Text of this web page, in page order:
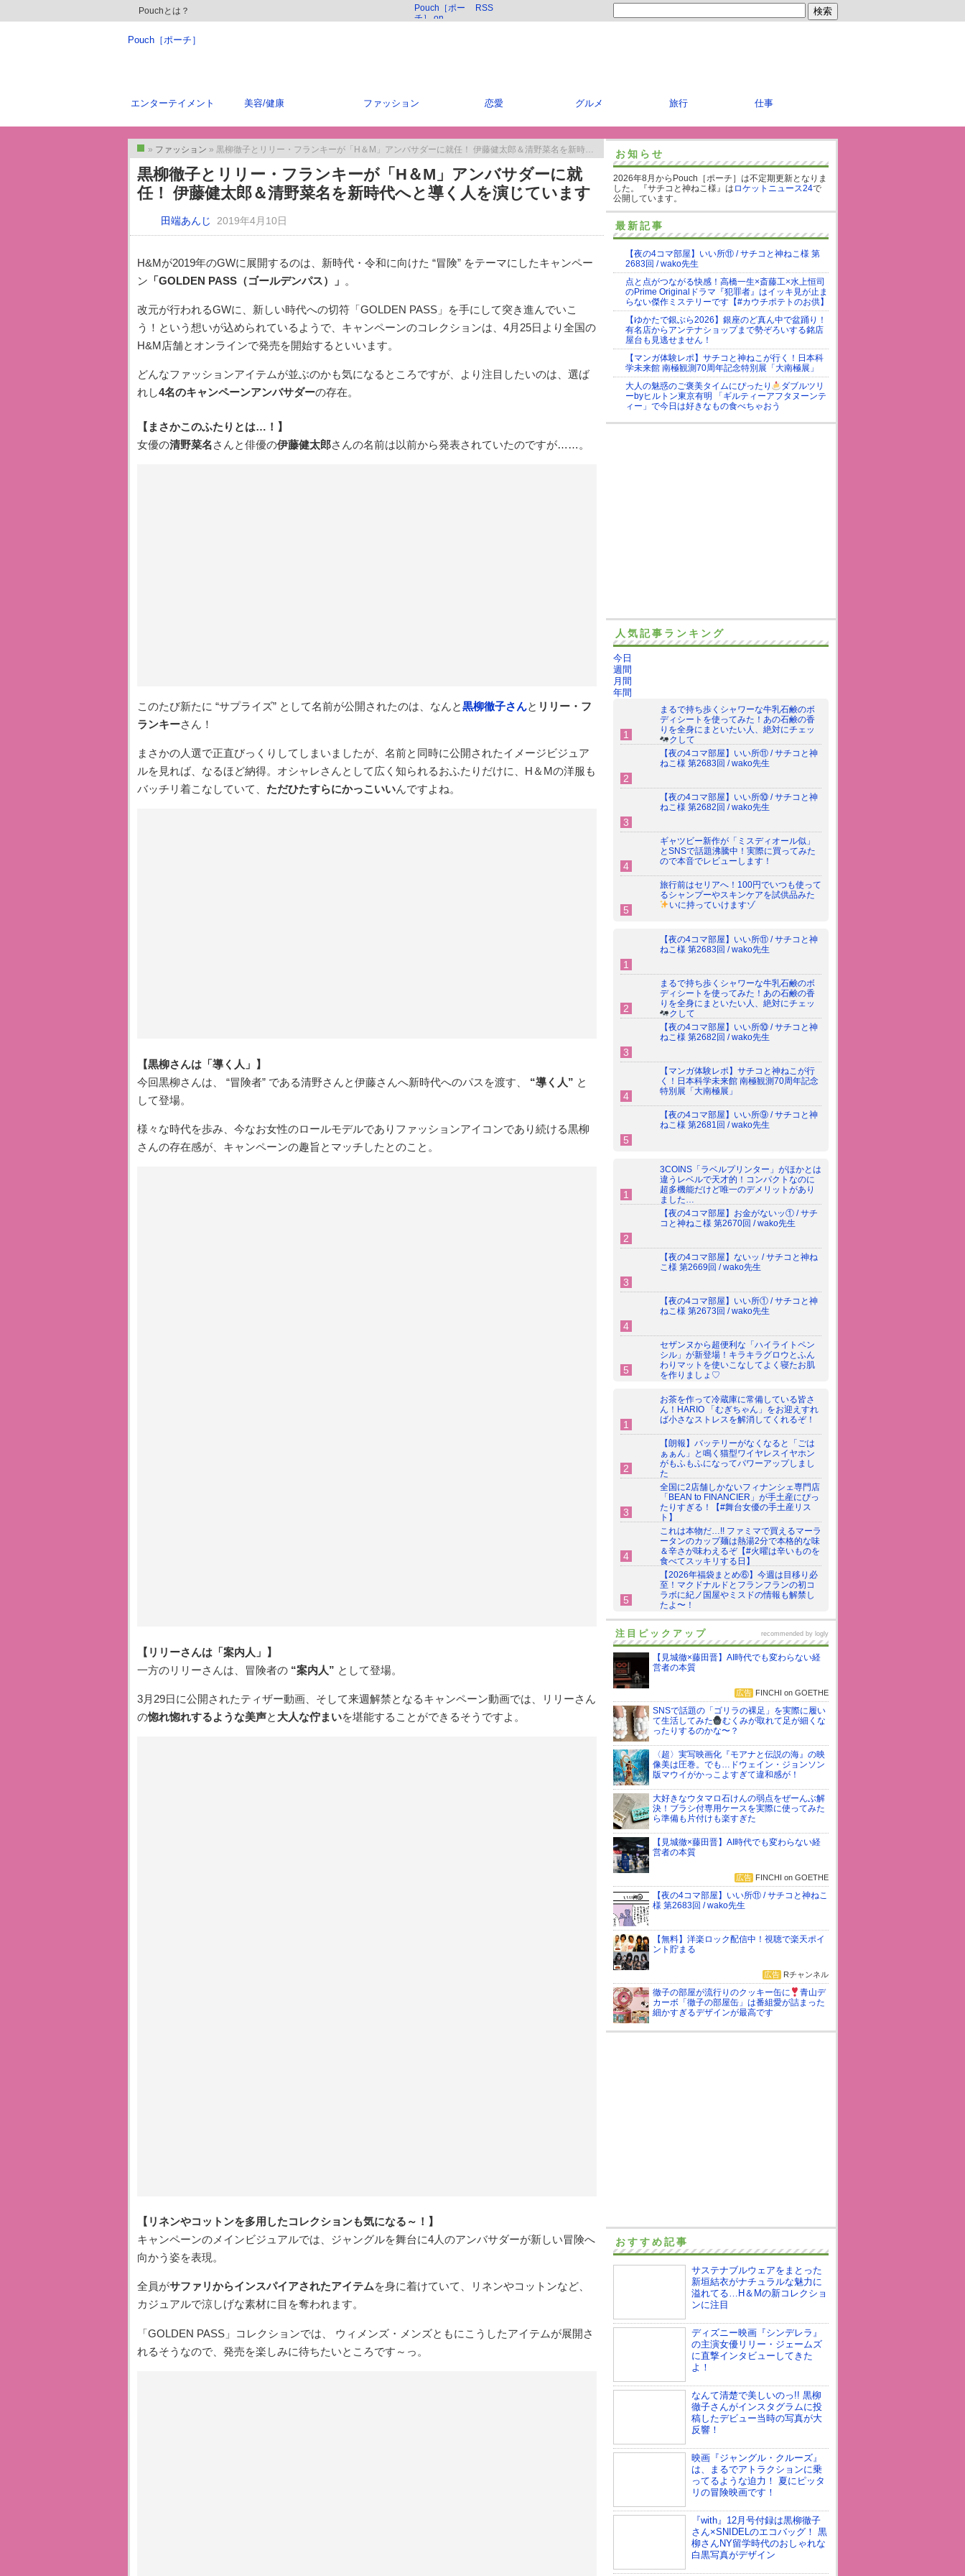
Pouchとは？
Pouch［ポー
チ］ on
RSS
Pouch［ポーチ］
エンターテイメント 美容/健康 ファッション 恋愛 グルメ 旅行 仕事
トップ
» ファッション » 黒柳徹子とリリー・フランキーが「H＆M」アンバサダーに就任！ 伊藤健太郎＆清野菜名を新時代へと導く人を演じています
黒柳徹子とリリー・フランキーが「H＆M」アンバサダーに就
任！ 伊藤健太郎＆清野菜名を新時代へと導く人を演じています
田端あんじ 2019年4月10日
H&Mが2019年のGWに展開するのは、新時代・令和に向けた “冒険” をテーマにしたキャンペー
ン 「GOLDEN PASS（ゴールデンパス）」 。
改元が行われるGWに、新しい時代への切符「GOLDEN PASS」を手にして突き進んでいこ
う！という想いが込められているようで、キャンペーンのコレクションは、4月25日より全国の
H&M店舗とオンラインで発売を開始するといいます。
どんなファッションアイテムが並ぶのかも気になるところですが、より注目したいのは、選ば
れし4名のキャンペーンアンバサダーの存在。
【まさかこのふたりとは…！】
女優の清野菜名さんと俳優の伊藤健太郎さんの名前は以前から発表されていたのですが……。
このたび新たに “サプライズ” として名前が公開されたのは、なんと黒柳徹子さんと リリー・フ
ランキーさん！
まさかの人選で正直びっくりしてしまいましたが、名前と同時に公開されたイメージビジュア
ルを見れば、なるほど納得。オシャレさんとして広く知られるおふたりだけに、H＆Mの洋服も
バッチリ着こなしていて、 ただひたすらにかっこいいんですよね。
【黒柳さんは「導く人」】
今回黒柳さんは、 “冒険者” である清野さんと伊藤さんへ新時代へのパスを渡す、
“導く人” と
して登場。
様々な時代を歩み、今なお女性のロールモデルでありファッションアイコンであり続ける黒柳
さんの存在感が、キャンペーンの趣旨とマッチしたとのこと。
【リリーさんは「案内人」】
一方のリリーさんは、冒険者の“案内人” として登場。
3月29日に公開されたティザー動画、そして来週解禁となるキャンペーン動画では、リリーさん
の惚れ惚れするような美声と 大人な佇まいを堪能することができるそうですよ。
【リネンやコットンを多用したコレクションも気になる～！】
キャンペーンのメインビジュアルでは、ジャングルを舞台に4人のアンバサダーが新しい冒険へ
向かう姿を表現。
全員がサファリからインスパイアされたアイテムを身に着けていて、リネンやコットンなど、
カジュアルで涼しげな素材に目を奪われます。
「GOLDEN PASS」コレクションでは、 ウィメンズ・メンズともにこうしたアイテムが展開さ
れるそうなので、発売を楽しみに待ちたいところです～っ。
お知らせ
2026年8月からPouch［ポーチ］は不定期更新となりま
した。『サチコと神ねこ様』は ロケットニュース24で
公開しています。
最新記事
【夜の4コマ部屋】いい所⑪ / サチコと神ねこ様 第
2683回 / wako先生
点と点がつながる快感！高橋一生×斎藤工×水上恒司
のPrime Originalドラマ『犯罪者』はイッキ見が止ま
らない傑作ミステリーです【#カウチポテトのお供】
【ゆかたで銀ぶら2026】銀座のど真ん中で盆踊り！
有名店からアンテナショップまで勢ぞろいする銘店
屋台も見逃せません！
【マンガ体験レポ】サチコと神ねこが行く！日本科
学未来館 南極観測70周年記念特別展「大南極展」
大人の魅惑のご褒美タイムにぴったり
ダブルツリ
ーbyヒルトン東京有明 「ギルティーアフタヌーンテ
ィー」で今日は好きなもの食べちゃおう
人気記事ランキング
今日
週間
月間
年間
まるで持ち歩くシャワーな牛乳石鹸のボ
ディシートを使ってみた！あの石鹸の香
りを全身にまといたい人、絶対にチェッ
クして
【夜の4コマ部屋】いい所⑪ / サチコと神
ねこ様 第2683回 / wako先生
【夜の4コマ部屋】いい所⑩ / サチコと神
ねこ様 第2682回 / wako先生
ギャツビー新作が「ミスディオール似」
とSNSで話題沸騰中！実際に買ってみた
ので本音でレビューします！
旅行前はセリアへ！100円でいつも使って
るシャンプーやスキンケアを試供品みた
いに持っていけますゾ
【夜の4コマ部屋】いい所⑪ / サチコと神
ねこ様 第2683回 / wako先生
まるで持ち歩くシャワーな牛乳石鹸のボ
ディシートを使ってみた！あの石鹸の香
りを全身にまといたい人、絶対にチェッ
クして
【夜の4コマ部屋】いい所⑩ / サチコと神
ねこ様 第2682回 / wako先生
【マンガ体験レポ】サチコと神ねこが行
く！日本科学未来館 南極観測70周年記念
特別展「大南極展」
【夜の4コマ部屋】いい所⑨ / サチコと神
ねこ様 第2681回 / wako先生
3COINS「ラベルプリンター」がほかとは
違うレベルで天才的！コンパクトなのに
超多機能だけど唯一のデメリットがあり
ました…
【夜の4コマ部屋】お金がないッ① / サチ
コと神ねこ様 第2670回 / wako先生
【夜の4コマ部屋】ないッ / サチコと神ね
こ様 第2669回 / wako先生
【夜の4コマ部屋】いい所① / サチコと神
ねこ様 第2673回 / wako先生
セザンヌから超便利な「ハイライトペン
シル」が新登場！キラキラグロウとふん
わりマットを使いこなしてよく寝たお肌
を作りましょ♡
お茶を作って冷蔵庫に常備している皆さ
ん！HARIO 「むぎちゃん」をお迎えすれ
ば小さなストレスを解消してくれるぞ！
【朗報】バッテリーがなくなると「ごは
ぁぁん」と鳴く猫型ワイヤレスイヤホン
がもふもふになってパワーアップしまし
た
全国に2店舗しかないフィナンシェ専門店
「BEAN to FINANCIER」が手土産にぴっ
たりすぎる！【#舞台女優の手土産リス
ト】
これは本物だ…!! ファミマで買えるマーラ
ータンのカップ麺は熱湯2分で本格的な味
＆辛さが味わえるぞ【#火曜は辛いものを
食べてスッキリする日】
【2026年福袋まとめ⑥】今週は目移り必
至！マクドナルドとフランフランの初コ
ラボに紀ノ国屋やミスドの情報も解禁し
たよ〜！
注目ピックアップ
【見城徹×藤田晋】AI時代でも変わらない経
営者の本質
広告FINCHI on GOETHE
SNSで話題の「ゴリラの裸足」を実際に履い
て生活してみた
むくみが取れて足が細くな
ったりするのかな〜？
〈超〉実写映画化『モアナと伝説の海』の映
像美は圧巻。でも…ドウェイン・ジョンソン
版マウイがかっこよすぎて違和感が！
大好きなウタマロ石けんの弱点をぜーんぶ解
決！ブラシ付専用ケースを実際に使ってみた
ら準備も片付けも楽すぎた
【見城徹×藤田晋】AI時代でも変わらない経
営者の本質
広告FINCHI on GOETHE
【夜の4コマ部屋】いい所⑪ / サチコと神ねこ
様 第2683回 / wako先生
【無料】洋楽ロック配信中！視聴で楽天ポイ
ント貯まる
広告Rチャンネル
徹子の部屋が流行りのクッキー缶に
青山デ
カーボ「徹子の部屋缶」は番組愛が詰まった
細かすぎるデザインが最高です
recommended by logly
おすすめ記事
サステナブルウェアをまとった
新垣結衣がナチュラルな魅力に
溢れてる…H＆Mの新コレクショ
ンに注目
ディズニー映画『シンデレラ』
の主演女優リリー・ジェームズ
に直撃インタビューしてきた
よ！
なんて清楚で美しいのっ!! 黒柳
徹子さんがインスタグラムに投
稿したデビュー当時の写真が大
反響！
映画『ジャングル・クルーズ』
は、まるでアトラクションに乗
ってるような迫力！ 夏にピッタ
リの冒険映画です！
『with』12月号付録は黒柳徹子
さん×SNIDELのエコバッグ！ 黒
柳さんNY留学時代のおしゃれな
白黒写真がデザイン